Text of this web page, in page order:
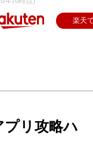
楽天
プリ攻略ハ